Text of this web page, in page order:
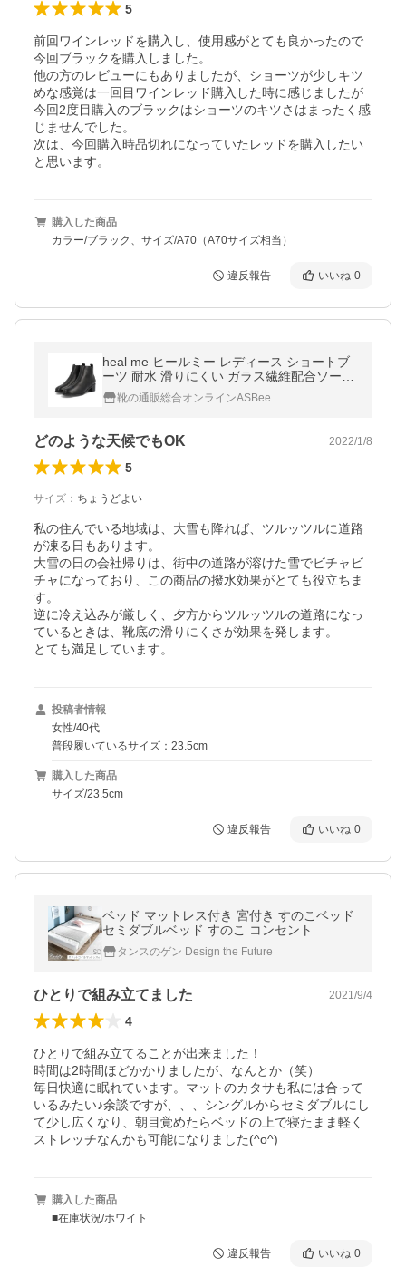
5
前回ワインレッドを購入し、使用感がとても良かったので
今回ブラックを購入しました。
他の方のレビューにもありましたが、ショーツが少しキツ
めな感覚は一回目ワインレッド購入した時に感じましたが
今回2度目購入のブラックはショーツのキツさはまったく感
じませんでした。
次は、今回購入時品切れになっていたレッドを購入したい
と思います。
購入した商品
カラー/ブラック、サイズ/A70（A70サイズ相当）
違反報告 いいね 0
heal me ヒールミー レディース ショートブ
ーツ 耐水 滑りにくい ガラス繊維配合ソール
221905 ブラック
靴の通販総合オンラインASBee
どのような天候でもOK 2022/1/8
5
サイズ ： ちょうどよい
私の住んでいる地域は、大雪も降れば、ツルッツルに道路
が凍る日もあります。
大雪の日の会社帰りは、街中の道路が溶けた雪でビチャビ
チャになっており、この商品の撥水効果がとても役立ちま
す。
逆に冷え込みが厳しく、夕方からツルッツルの道路になっ
ているときは、靴底の滑りにくさが効果を発します。
とても満足しています。
投稿者情報
女性/40代
普段履いているサイズ：23.5cm
購入した商品
サイズ/23.5cm
違反報告 いいね 0
ベッド マットレス付き 宮付き すのこベッド
セミダブルベッド すのこ コンセント
タンスのゲン Design the Future
ひとりで組み立てました 2021/9/4
4
ひとりで組み立てることが出来ました！
時間は2時間ほどかかりましたが、なんとか（笑）
毎日快適に眠れています。マットのカタサも私には合って
いるみたい♪余談ですが、、、シングルからセミダブルにし
て少し広くなり、朝目覚めたらベッドの上で寝たまま軽く
ストレッチなんかも可能になりました(^o^)
購入した商品
■在庫状況/ホワイト
違反報告 いいね 0